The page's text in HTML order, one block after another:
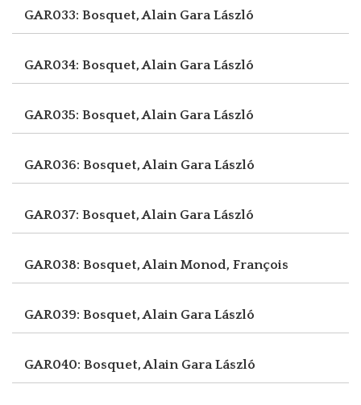
GAR033: Bosquet, Alain Gara László
GAR034: Bosquet, Alain Gara László
GAR035: Bosquet, Alain Gara László
GAR036: Bosquet, Alain Gara László
GAR037: Bosquet, Alain Gara László
GAR038: Bosquet, AlainMonod, François
GAR039: Bosquet, Alain Gara László
GAR040: Bosquet, Alain Gara László